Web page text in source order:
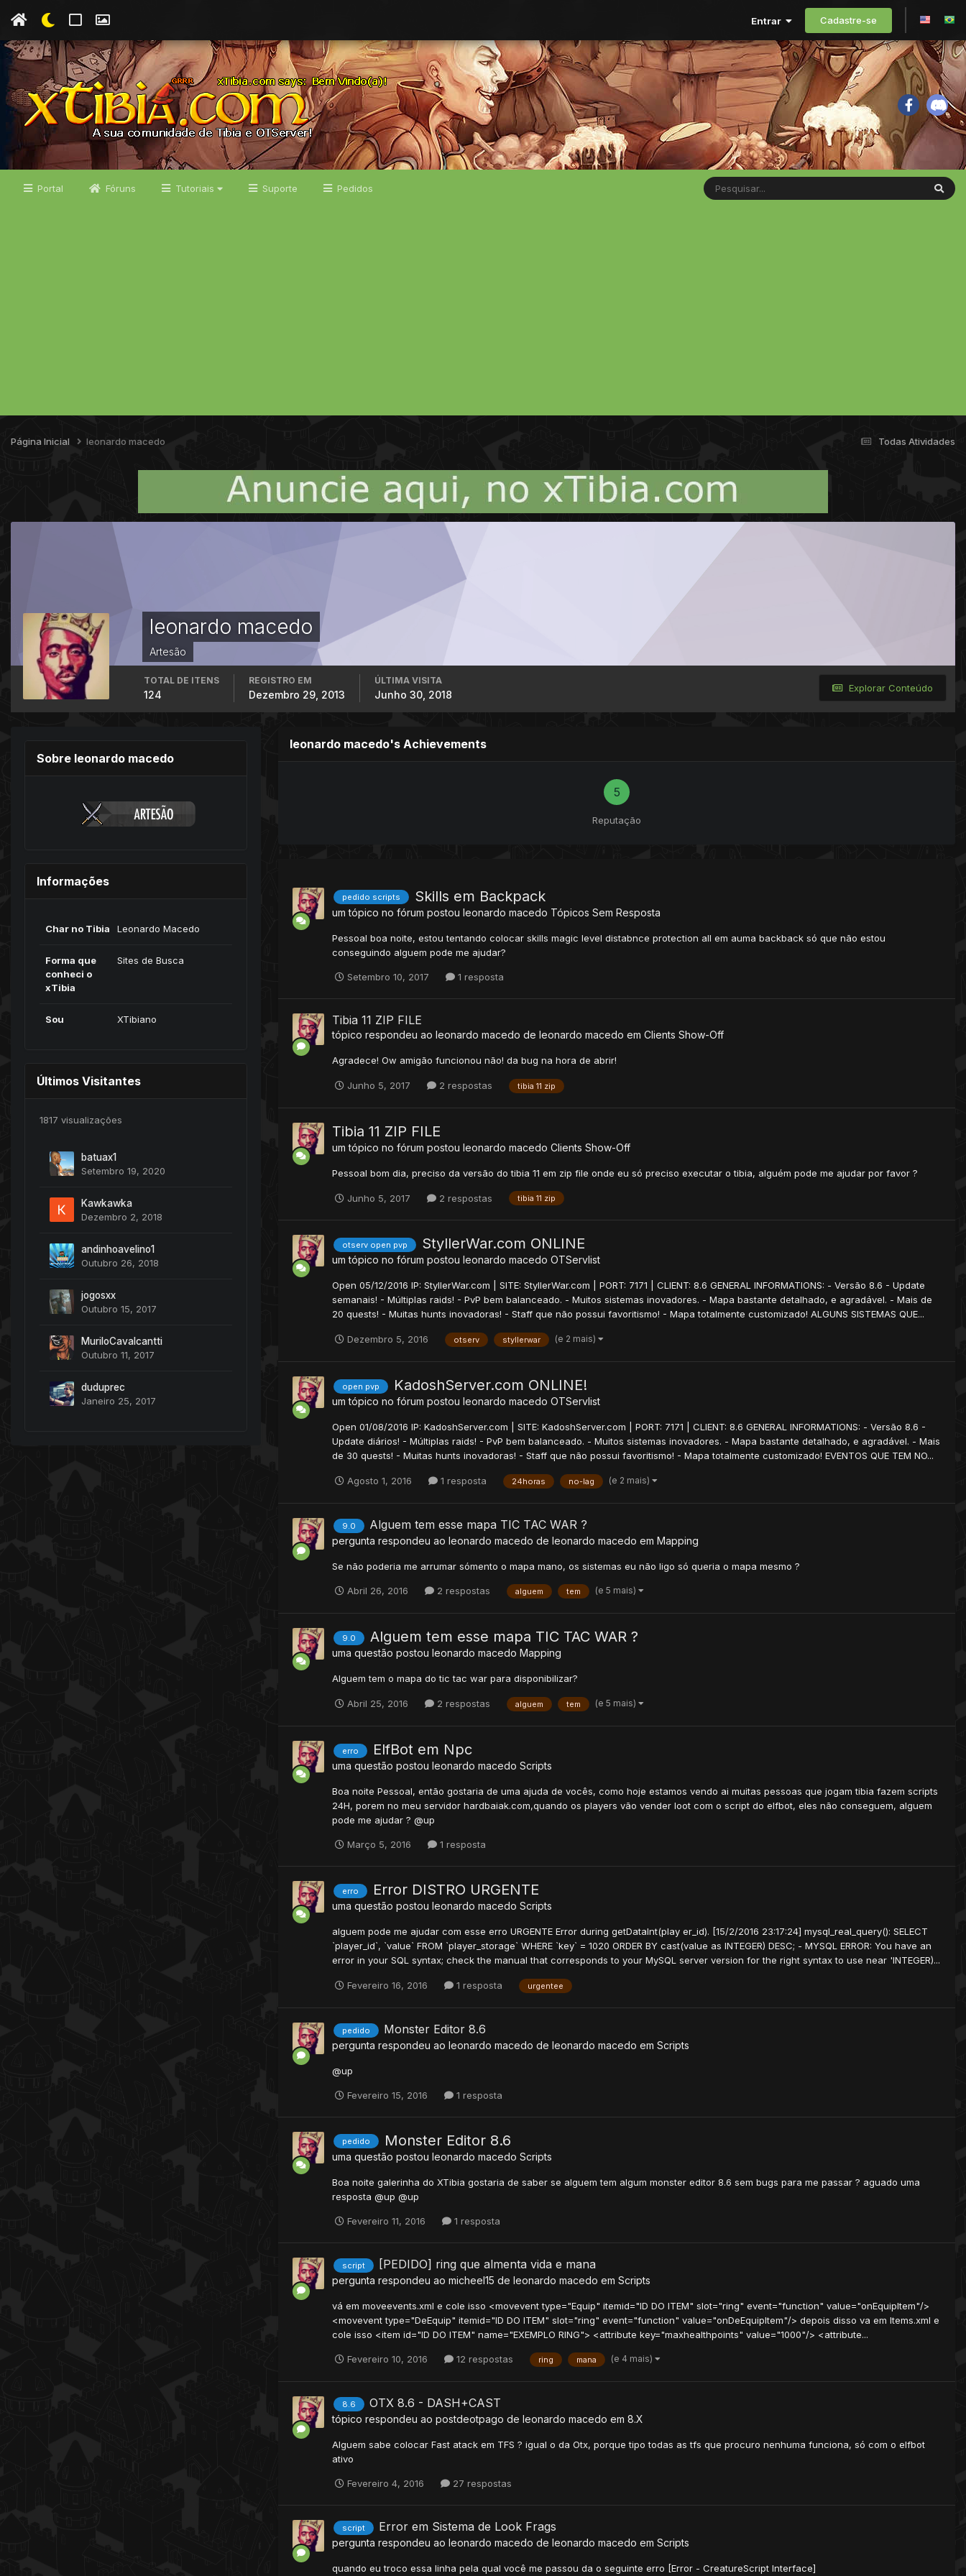
Entrar Cadastre-se
Portal Fóruns Tutoriais Suporte Pedidos
Todas Atividades
Página Inicial leonardo macedo
leonardo macedo
Artesão
Explorar Conteúdo
TOTAL DE ITENS
124
REGISTRO EM
Dezembro 29, 2013
ÚLTIMA VISITA
Junho 30, 2018
Sobre leonardo macedo
Informações
Char no Tibia Leonardo Macedo
Forma que
conheci o
xTibia
Sites de Busca
Sou XTibiano
Últimos Visitantes
1817 visualizações
batuax1
Setembro 19, 2020
Kawkawka
Dezembro 2, 2018
andinhoavelino1
Outubro 26, 2018
jogosxx
Outubro 15, 2017
MuriloCavalcantti
Outubro 11, 2017
duduprec
Janeiro 25, 2017
leonardo macedo's Achievements
5
Reputação
pedido scripts Skills em Backpack
um tópico no fórum postou leonardo macedo Tópicos Sem Resposta
Pessoal boa noite, estou tentando colocar skills magic level distabnce protection all em auma backback só que não estou
conseguindo alguem pode me ajudar?
Setembro 10, 2017 1 resposta
Tibia 11 ZIP FILE
tópico respondeu ao leonardo macedo de leonardo macedo em Clients Show-Off
Agradece! Ow amigão funcionou não! da bug na hora de abrir!
Junho 5, 2017 2 respostas tibia 11 zip
Tibia 11 ZIP FILE
um tópico no fórum postou leonardo macedo Clients Show-Off
Pessoal bom dia, preciso da versão do tibia 11 em zip file onde eu só preciso executar o tibia, alguém pode me ajudar por favor ?
Junho 5, 2017 2 respostas tibia 11 zip
otserv open pvp StyllerWar.com ONLINE
um tópico no fórum postou leonardo macedo OTServlist
Open 05/12/2016 IP: StyllerWar.com | SITE: StyllerWar.com | PORT: 7171 | CLIENT: 8.6 GENERAL INFORMATIONS: - Versão 8.6 - Update
semanais! - Múltiplas raids! - PvP bem balanceado. - Muitos sistemas inovadores. - Mapa bastante detalhado, e agradável. - Mais de
20 quests! - Muitas hunts inovadoras! - Staff que não possui favoritismo! - Mapa totalmente customizado! ALGUNS SISTEMAS QUE...
Dezembro 5, 2016 otserv styllerwar (e 2 mais)
open pvp KadoshServer.com ONLINE!
um tópico no fórum postou leonardo macedo OTServlist
Open 01/08/2016 IP: KadoshServer.com | SITE: KadoshServer.com | PORT: 7171 | CLIENT: 8.6 GENERAL INFORMATIONS: - Versão 8.6 -
Update diários! - Múltiplas raids! - PvP bem balanceado. - Muitos sistemas inovadores. - Mapa bastante detalhado, e agradável. - Mais
de 30 quests! - Muitas hunts inovadoras! - Staff que não possui favoritismo! - Mapa totalmente customizado! EVENTOS QUE TEM NO...
Agosto 1, 2016 1 resposta 24horas no-lag (e 2 mais)
9.0 Alguem tem esse mapa TIC TAC WAR ?
pergunta respondeu ao leonardo macedo de leonardo macedo em Mapping
Se não poderia me arrumar sómento o mapa mano, os sistemas eu não ligo só queria o mapa mesmo ?
Abril 26, 2016 2 respostas alguem tem (e 5 mais)
9.0 Alguem tem esse mapa TIC TAC WAR ?
uma questão postou leonardo macedo Mapping
Alguem tem o mapa do tic tac war para disponibilizar?
Abril 25, 2016 2 respostas alguem tem (e 5 mais)
erro ElfBot em Npc
uma questão postou leonardo macedo Scripts
Boa noite Pessoal, então gostaria de uma ajuda de vocês, como hoje estamos vendo ai muitas pessoas que jogam tibia fazem scripts
24H, porem no meu servidor hardbaiak.com,quando os players vão vender loot com o script do elfbot, eles não conseguem, alguem
pode me ajudar ? @up
Março 5, 2016 1 resposta
erro Error DISTRO URGENTE
uma questão postou leonardo macedo Scripts
alguem pode me ajudar com esse erro URGENTE Error during getDataInt(play er_id). [15/2/2016 23:17:24] mysql_real_query(): SELECT
`player_id`, `value` FROM `player_storage` WHERE `key` = 1020 ORDER BY cast(value as INTEGER) DESC; - MYSQL ERROR: You have an
error in your SQL syntax; check the manual that corresponds to your MySQL server version for the right syntax to use near 'INTEGER)...
Fevereiro 16, 2016 1 resposta urgentee
pedido Monster Editor 8.6
pergunta respondeu ao leonardo macedo de leonardo macedo em Scripts
@up
Fevereiro 15, 2016 1 resposta
pedido Monster Editor 8.6
uma questão postou leonardo macedo Scripts
Boa noite galerinha do XTibia gostaria de saber se alguem tem algum monster editor 8.6 sem bugs para me passar ? aguado uma
resposta @up @up
Fevereiro 11, 2016 1 resposta
script [PEDIDO] ring que almenta vida e mana
pergunta respondeu ao micheel15 de leonardo macedo em Scripts
vá em moveevents.xml e cole isso <movevent type="Equip" itemid="ID DO ITEM" slot="ring" event="function" value="onEquipItem"/>
<movevent type="DeEquip" itemid="ID DO ITEM" slot="ring" event="function" value="onDeEquipItem"/> depois disso va em Items.xml e
cole isso <item id="ID DO ITEM" name="EXEMPLO RING"> <attribute key="maxhealthpoints" value="1000"/> <attribute...
Fevereiro 10, 2016 12 respostas ring mana (e 4 mais)
8.6 OTX 8.6 - DASH+CAST
tópico respondeu ao postdeotpago de leonardo macedo em 8.X
Alguem sabe colocar Fast atack em TFS ? igual o da Otx, porque tipo todas as tfs que procuro nenhuma funciona, só com o elfbot
ativo
Fevereiro 4, 2016 27 respostas
script Error em Sistema de Look Frags
pergunta respondeu ao leonardo macedo de leonardo macedo em Scripts
quando eu troco essa linha pela qual você me passou da o seguinte erro [Error - CreatureScript Interface]